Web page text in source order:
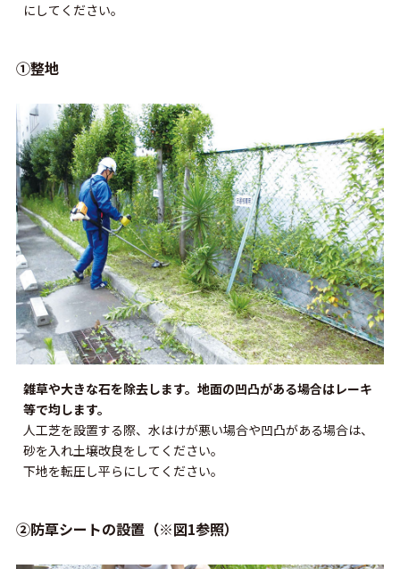
にしてください。
①整地
雑草や大きな石を除去します。地面の凹凸がある場合はレーキ
等で均します。
人工芝を設置する際、水はけが悪い場合や凹凸がある場合は、
砂を入れ土壌改良をしてください。
下地を転圧し平らにしてください。
②防草シートの設置（※図1参照）